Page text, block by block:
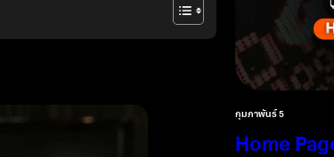
กุมภาพันธ์ 5
Home